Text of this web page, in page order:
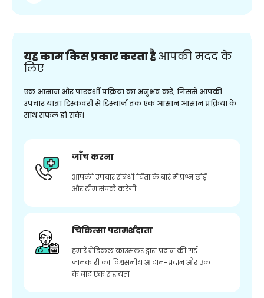
यह काम किस प्रकार करता हैआपकी मदद के
लिए
एक आसान और पारदर्शी प्रक्रिया का अनुभव करें, जिससे आपकी
उपचार यात्रा डिस्कवरी से डिस्चार्ज तक एक आसान आसान प्रक्रिया के
साथ सफल हो सके।
जाँच करना
आपकी उपचार संबंधी चिंता के बारे में प्रश्न छोड़ें
और टीम संपर्क करेगी
चिकित्सा परामर्शदाता
हमारे मेडिकल काउंसलर द्वारा प्रदान की गई
जानकारी का विश्वसनीय आदान-प्रदान और एक
के बाद एक सहायता